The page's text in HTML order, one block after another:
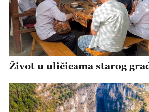
Život u uličicama starog